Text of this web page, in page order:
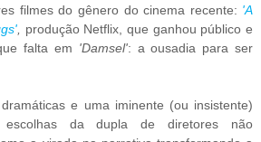
filmes do gênero do cinema recente: 'A
, produção Netflix, que ganhou público e
falta em 'Damsel': a ousadia para ser
e uma iminente (ou insistente)
escolhas da dupla de diretores não